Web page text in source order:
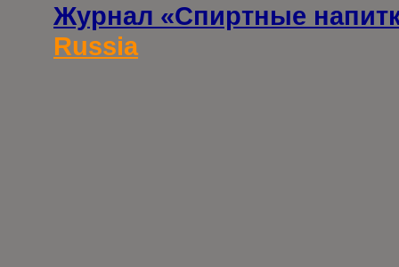
Журнал «Спиртные
Russia